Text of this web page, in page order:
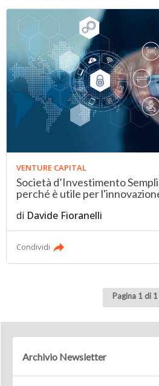
VENTURE CAPITAL
Società d’Investimento
perché è utile per
di Davide Fioranelli
Condividi
Pagina 1 di 1
Archivio Newsletter